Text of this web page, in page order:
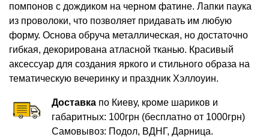
помпонов с дождиком на черном фатине. Лапки паука
из проволоки, что позволяет придавать им любую
форму. Основа обруча металлическая, но достаточно
гибкая, декорирована атласной тканью. Красивый
аксессуар для создания яркого и стильного образа на
тематическую вечеринку и праздник Хэллоуин.
Доставка по Киеву, кроме шариков и
габаритных: 100грн (бесплатно от 1000грн)
Самовывоз: Подол, ВДНГ, Дарница.